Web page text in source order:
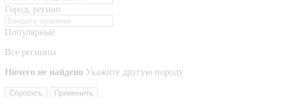
Город, регион
Популярные
Все регионы
Ничего не найдено Укажите другую породу
Сбросить
Применить